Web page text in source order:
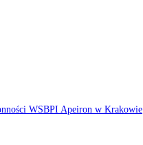
WSBPI Apeiron w Krakowie